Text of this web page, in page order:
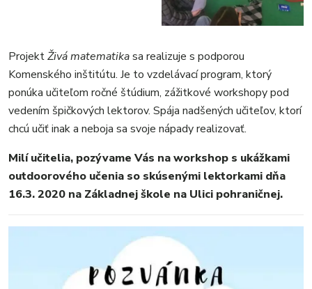
ProjektŽivá matematikasa realizuje s podporou
Komenského inštitútu. Je to vzdelávací program, ktorý
ponúka učiteľom ročné štúdium, zážitkové workshopy pod
vedením špičkových lektorov. Spája nadšených učiteľov, ktorí
chcú učiť inak a neboja sa svoje nápady realizovať.
Milí učitelia, pozývame Vás na workshop s ukážkami
outdoorového učenia so skúsenými lektorkami dňa
16.3. 2020 na Základnej škole na Ulici pohraničnej.